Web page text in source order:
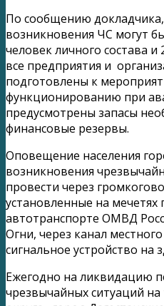
По сообщению докладчика,
возникновения ЧС могут
человек личного состава
все предприятия и
подготовлены к
функционированию при
предусмотрены запасы
финансовые резервы.
Оповещение населения
возникновения
провести через
установленные на мечетях
автотранспорте ОМВД
Огни, через канал
сигнальное устройство на
Ежегодно на ликвидацию
чрезвычайных ситуаций